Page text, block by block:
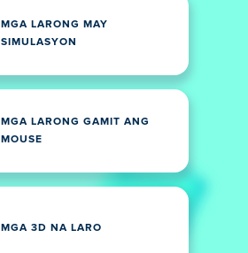
MGA LARONG MAY
SIMULASYON
MGA LARONG GAMIT ANG
MOUSE
MGA 3D NA LARO